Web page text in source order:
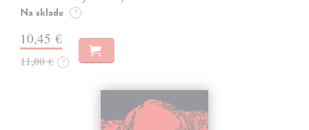
Na sklade ?
10,45 €
11,00 € ?